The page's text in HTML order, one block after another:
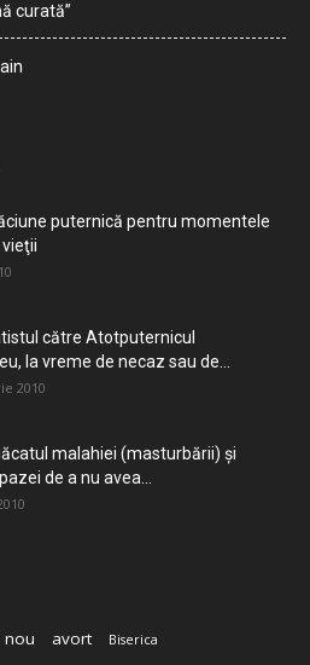
curată”
puternică pentru momentele
către Atotputernicul
la vreme de necaz sau de...
2010
malahiei (masturbării) şi
de a nu avea...
nou avort Biserica